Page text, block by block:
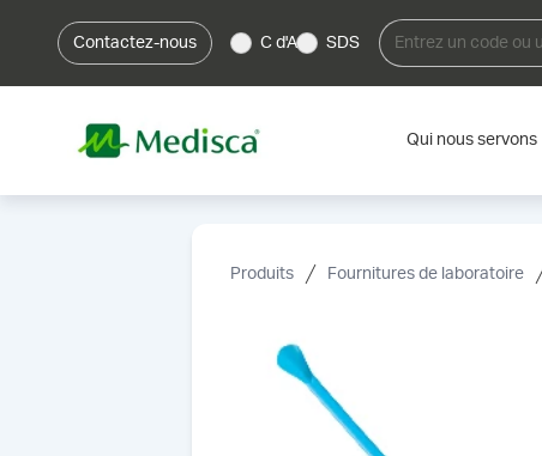
Contactez-nous C d'A SDS
Qui nous servons
Produits Fournitures de laboratoire